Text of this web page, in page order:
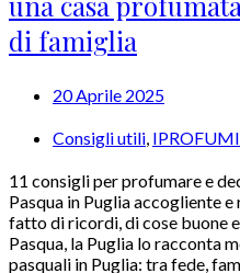
di famiglia
20 Aprile 2025
Consigli utili
11 consigli per profumare e
Pasqua in Puglia accogliente
fatto di ricordi, di cose buone
Pasqua, la Puglia lo racconta
pasquali in Puglia: tra fede,